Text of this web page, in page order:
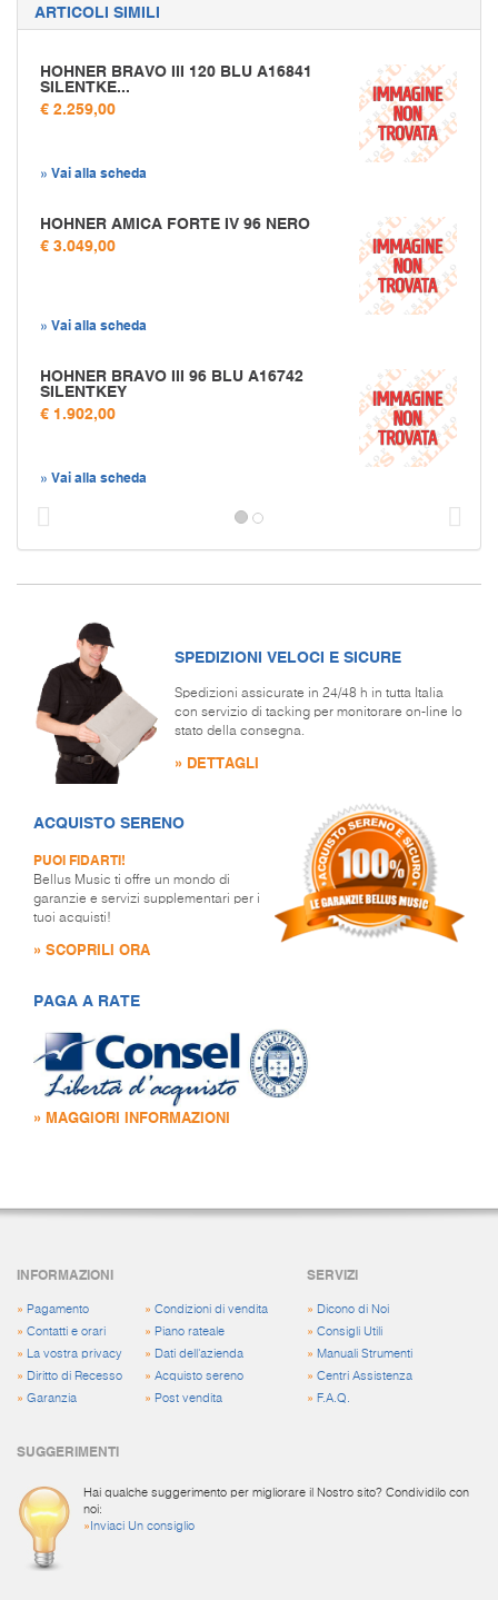
ARTICOLI SIMILI
HOHNER BRAVO III 120 BLU A16841
SILENTKE...
€ 2.259,00
» Vai alla scheda
HOHNER AMICA FORTE IV 96 NERO
€ 3.049,00
» Vai alla scheda
HOHNER BRAVO III 96 BLU A16742
SILENTKEY
€ 1.902,00
» Vai alla scheda
SPEDIZIONI VELOCI E SICURE
Spedizioni assicurate in 24/48 h in tutta Italia
con servizio di tacking per monitorare on-line lo
stato della consegna.
» DETTAGLI
ACQUISTO SERENO
PUOI FIDARTI!
Bellus Music ti offre un mondo di
garanzie e servizi supplementari per i
tuoi acquisti!
» SCOPRILI ORA
PAGA A RATE
» MAGGIORI INFORMAZIONI
INFORMAZIONI
» Pagamento
» Contatti e orari
» La vostra privacy
» Diritto di Recesso
» Garanzia
» Condizioni di vendita
» Piano rateale
» Dati dell'azienda
» Acquisto sereno
» Post vendita
SERVIZI
» Dicono di Noi
»Consigli Utili
» Manuali Strumenti
»Centri Assistenza
» F.A.Q.
SUGGERIMENTI
Hai qualche suggerimento per migliorare il Nostro sito? Condividilo con
noi:
» Inviaci Un consiglio